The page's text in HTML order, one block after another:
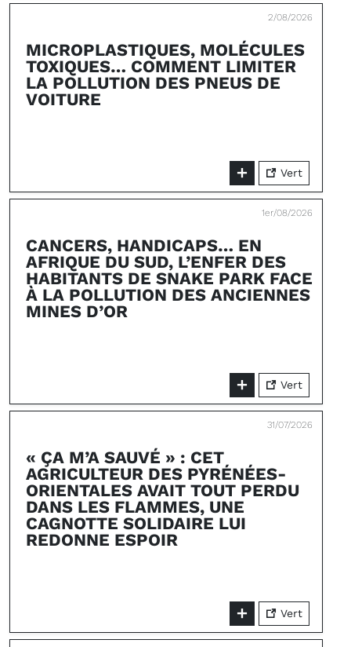
2/08/2026
MICROPLASTIQUES, MOLÉCULES
TOXIQUES… COMMENT LIMITER
LA POLLUTION DES PNEUS DE
VOITURE
Vert
1er/08/2026
CANCERS, HANDICAPS… EN
AFRIQUE DU SUD, L’ENFER DES
HABITANTS DE SNAKE PARK FACE
À LA POLLUTION DES ANCIENNES
MINES D’OR
Vert
31/07/2026
« ÇA M’A SAUVÉ » : CET
AGRICULTEUR DES PYRÉNÉES-
ORIENTALES AVAIT TOUT PERDU
DANS LES FLAMMES, UNE
CAGNOTTE SOLIDAIRE LUI
REDONNE ESPOIR
Vert